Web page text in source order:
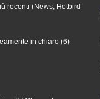
recenti (News, Hotbird
in chiaro (6)